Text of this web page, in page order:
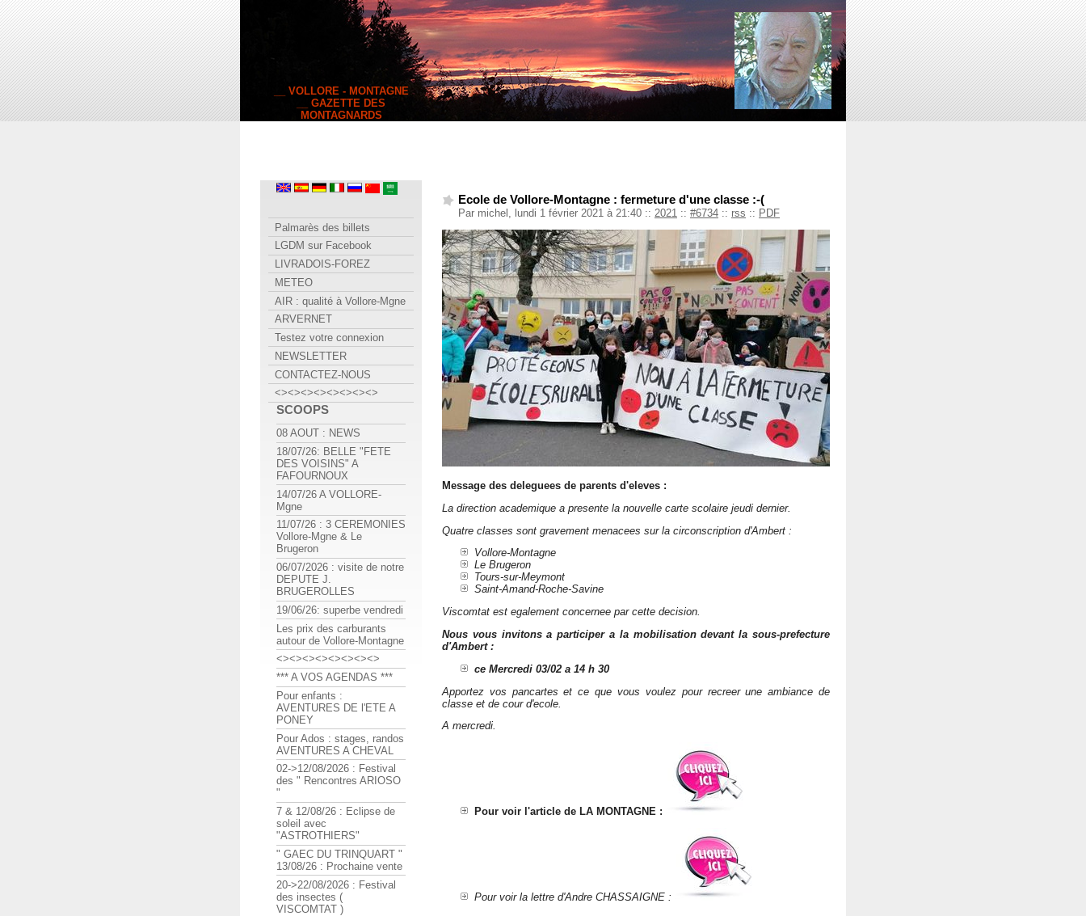
__ VOLLORE - MONTAGNE
__ GAZETTE DES
MONTAGNARDS
Ecole de Vollore-Montagne : fermeture d'une classe :-(
Par michel, lundi 1 février 2021 à 21:40 :: 2021 :: #6734 :: rss :: PDF
Message des deleguees de parents d'eleves :
La direction academique a presente la nouvelle carte scolaire jeudi dernier.
Quatre classes sont gravement menacees sur la circonscription d'Ambert :
Vollore-Montagne
Le Brugeron
Tours-sur-Meymont
Saint-Amand-Roche-Savine
Viscomtat est egalement concernee par cette decision.
Nous vous invitons a participer a la mobilisation devant la sous-prefecture
d'Ambert :
ce Mercredi 03/02 a 14 h 30
Apportez vos pancartes et ce que vous voulez pour recreer une ambiance de
classe et de cour d'ecole.
A mercredi.
Pour voir l'article de LA MONTAGNE :
Pour voir la lettre d'Andre CHASSAIGNE :
Palmarès des billets
LGDM sur Facebook
LIVRADOIS-FOREZ
METEO
AIR : qualité à Vollore-Mgne
ARVERNET
Testez votre connexion
NEWSLETTER
CONTACTEZ-NOUS
<><><><><><><><>
SCOOPS
08 AOUT : NEWS
18/07/26: BELLE "FETE
DES VOISINS" A
FAFOURNOUX
14/07/26 A VOLLORE-
Mgne
11/07/26 : 3 CEREMONIES
Vollore-Mgne & Le
Brugeron
06/07/2026 : visite de notre
DEPUTE J.
BRUGEROLLES
19/06/26: superbe vendredi
Les prix des carburants
autour de Vollore-Montagne
<><><><><><><><>
*** A VOS AGENDAS ***
Pour enfants :
AVENTURES DE l'ETE A
PONEY
Pour Ados : stages, randos
AVENTURES A CHEVAL
02->12/08/2026 : Festival
des " Rencontres ARIOSO
"
7 & 12/08/26 : Eclipse de
soleil avec
"ASTROTHIERS"
" GAEC DU TRINQUART "
13/08/26 : Prochaine vente
20->22/08/2026 : Festival
des insectes (
VISCOMTAT )